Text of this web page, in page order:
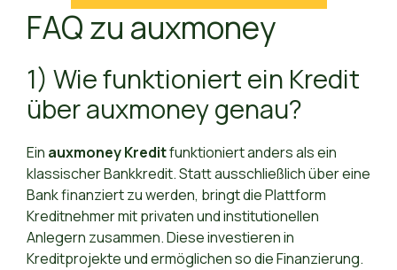
FAQ zu auxmoney
1) Wie funktioniert ein Kredit
über auxmoney genau?
Ein auxmoney Kreditfunktioniert anders als ein
klassischer Bankkredit. Statt ausschließlich über eine
Bank finanziert zu werden, bringt die Plattform
Kreditnehmer mit privaten und institutionellen
Anlegern zusammen. Diese investieren in
Kreditprojekte und ermöglichen so die Finanzierung.